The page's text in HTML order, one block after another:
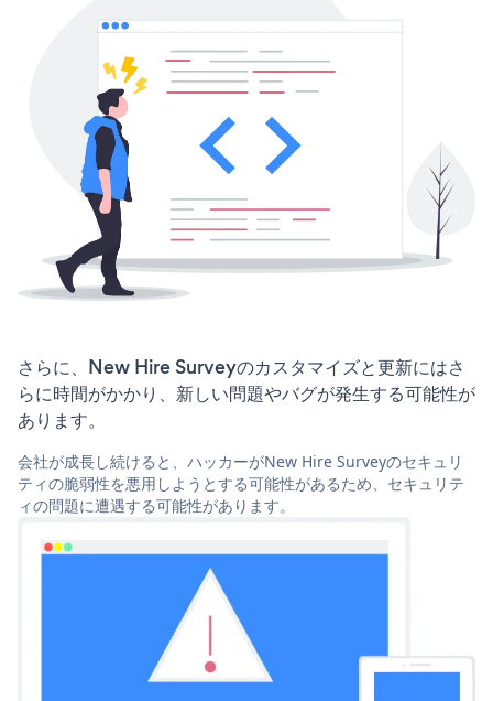
さらに、New Hire Surveyのカスタマイズと更新にはさ
らに時間がかかり、新しい問題やバグが発生する可能性が
あります。
会社が成長し続けると、ハッカーがNew Hire Surveyのセキュリ
ティの脆弱性を悪用しようとする可能性があるため、セキュリテ
ィの問題に遭遇する可能性があります。